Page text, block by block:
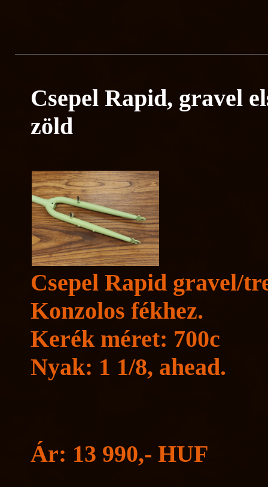
Csepel Rapid, gravel
zöld
Csepel Rapid gravel/
Konzolos fékhez.
Kerék méret: 700c
Nyak: 1 1/8, ahead.
Ár: 13 990,- HUF